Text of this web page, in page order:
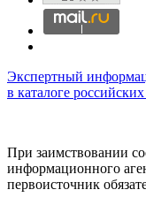
Экспертный
в каталоге
При заимствовании
информационного
первоисточник